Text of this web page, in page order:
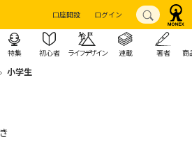
口座開設 ログイン
特集 初心者 ライフデザイン 連載 著者 商
小学生